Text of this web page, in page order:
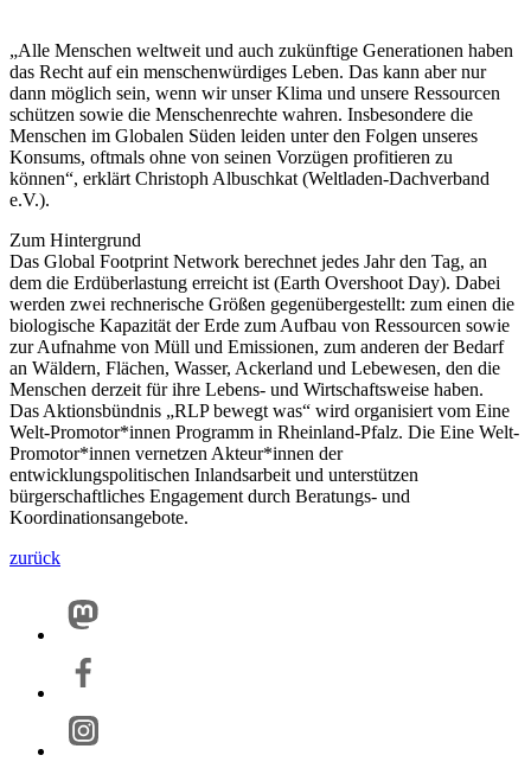
„Alle Menschen weltweit und auch zukünftige Generationen haben
das Recht auf ein menschenwürdiges Leben. Das kann aber nur
dann möglich sein, wenn wir unser Klima und unsere Ressourcen
schützen sowie die Menschenrechte wahren. Insbesondere die
Menschen im Globalen Süden leiden unter den Folgen unseres
Konsums, oftmals ohne von seinen Vorzügen profitieren zu
können“, erklärt Christoph Albuschkat (Weltladen-Dachverband
e.V.).
Zum Hintergrund
Das Global Footprint Network berechnet jedes Jahr den Tag, an
dem die Erdüberlastung erreicht ist (Earth Overshoot Day). Dabei
werden zwei rechnerische Größen gegenübergestellt: zum einen die
biologische Kapazität der Erde zum Aufbau von Ressourcen sowie
zur Aufnahme von Müll und Emissionen, zum anderen der Bedarf
an Wäldern, Flächen, Wasser, Ackerland und Lebewesen, den die
Menschen derzeit für ihre Lebens- und Wirtschaftsweise haben.
Das Aktionsbündnis „RLP bewegt was“ wird organisiert vom Eine
Welt-Promotor*innen Programm in Rheinland-Pfalz. Die Eine Welt-
Promotor*innen vernetzen Akteur*innen der
entwicklungspolitischen Inlandsarbeit und unterstützen
bürgerschaftliches Engagement durch Beratungs- und
Koordinationsangebote.
zurück